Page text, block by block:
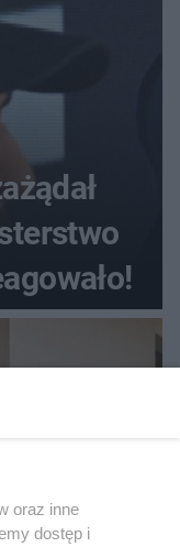
oraz inne
dostęp i